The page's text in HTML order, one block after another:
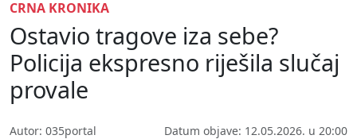
CRNA KRONIKA
Ostavio tragove iza sebe?
Policija ekspresno riješila slučaj
provale
Autor: 035portal Datum objave: 12.05.2026. u 20:00